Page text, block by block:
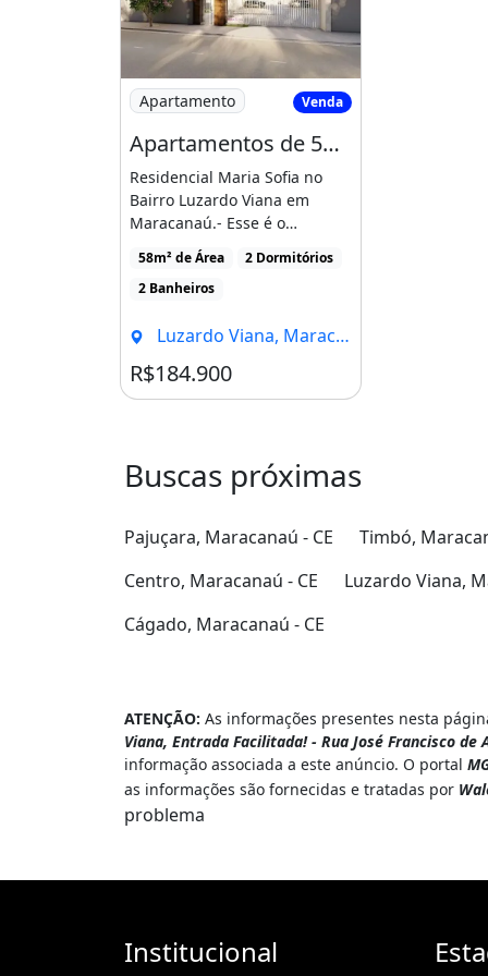
( 8 5 ) 9 8 6 2 2 .3 2 5 3
CRECI 15.160
:1N0O2AK
Churrasqueira
Imagem: Apartamentos de 58M² com 2
Apartamento Venda
Apartamentos de 58M² com 2 Suítes no Luzardo Viana, Entrada Facilitada!
Residencial Maria Sofia no
Bairro Luzardo Viana em
Maracanaú.- Esse é o
momento de realizar seu
sonho [...]
58m² de Área
2 Dormitórios
2 Banheiros
Luzardo Viana, Maracanaú - CE
R$184.900
Buscas próximas
Pajuçara, Maracanaú - CE Timbó,
Centro, Maracanaú - CE
Luzardo Viana,
Cágado, Maracanaú - CE
ATENÇÃO: As informações presentes nesta
Viana, Entrada Facilitada! - Rua José Francisco de
informação associada a este anúncio. O portal
as informações são fornecidas e tratadas por
problema
Institucional